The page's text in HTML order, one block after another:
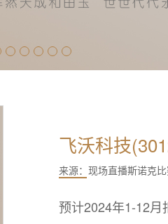
飞沃科技
来源： 现场直播斯诺克
预计2024年1-12月